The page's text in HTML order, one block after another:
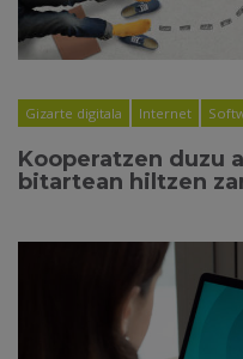
Gizarte digitala Internet
Kooperatzen duzu
bitartean hiltzen